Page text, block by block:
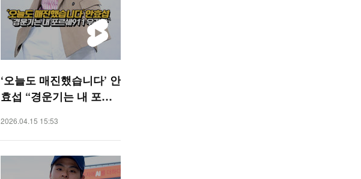
‘오늘도 매진했습니다’ 안
효섭 “경운기는 내 포르
숏폼]
2026.04.15 15:53